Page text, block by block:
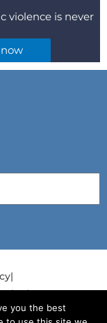
violence is never
|
Plan|
you the best